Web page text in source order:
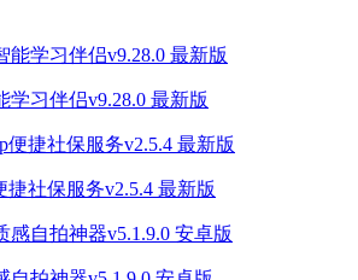
学习伴侣v9.28.0 最新版
捷社保服务v2.5.4 最新版